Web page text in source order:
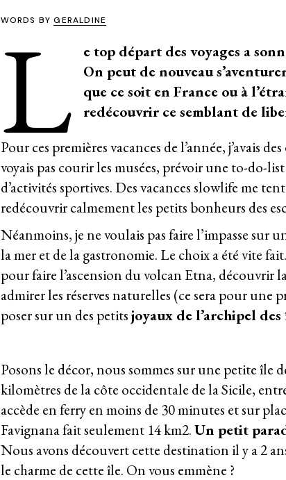
WORDS BYGERALDINE
L
e top départ des voyages a
On peut de nouveau
que ce soit en France ou à
redécouvrir ce semblant de
Pour ces premières vacances de l’année, j’avais
voyais pas courir les musées, prévoir une to-do-
d’activités sportives. Des vacances slowlife me
redécouvrir calmement les petits bonheurs des
Néanmoins, je ne voulais pas faire l’impasse sur
la mer et de la gastronomie. Le choix a été vite
pour faire l’ascension du volcan Etna, découvrir
admirer les réserves naturelles (ce sera pour une
poser sur un des petitsjoyaux de l’archipel des
Posons le décor, nous sommes sur une petite île
kilomètres de la côte occidentale de la Sicile,
accède en ferry en moins de 30 minutes et sur
Favignana fait seulement 14 km2.Un petit
Nous avons découvert cette destination il y a 2
le charme de cette île. On vous emmène ?